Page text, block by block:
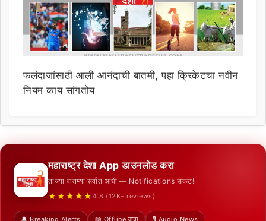
फलंदाजांसाठी आली आनंदाची बातमी, पहा क्रिकेटचा नवीन
नियम काय सांगतोय
महाराष्ट्र देशा App डाउनलोड करा
ताज्या बातम्या सर्वात आधी — Notifications सकट!
★★★★★ 4.8 (12K+ reviews)
🔔 Breaking Alerts 📖 Offline वाचा
🎙️ Audio News